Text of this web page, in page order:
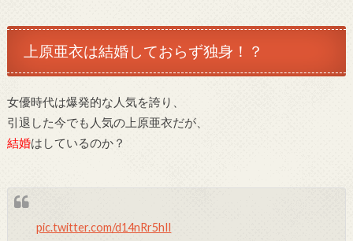
上原亜衣は結婚しておらず独身！？
女優時代は爆発的な人気を誇り、
引退した今でも人気の上原亜衣だが、
結婚はしているのか？
pic.twitter.com/d14nRr5hIl